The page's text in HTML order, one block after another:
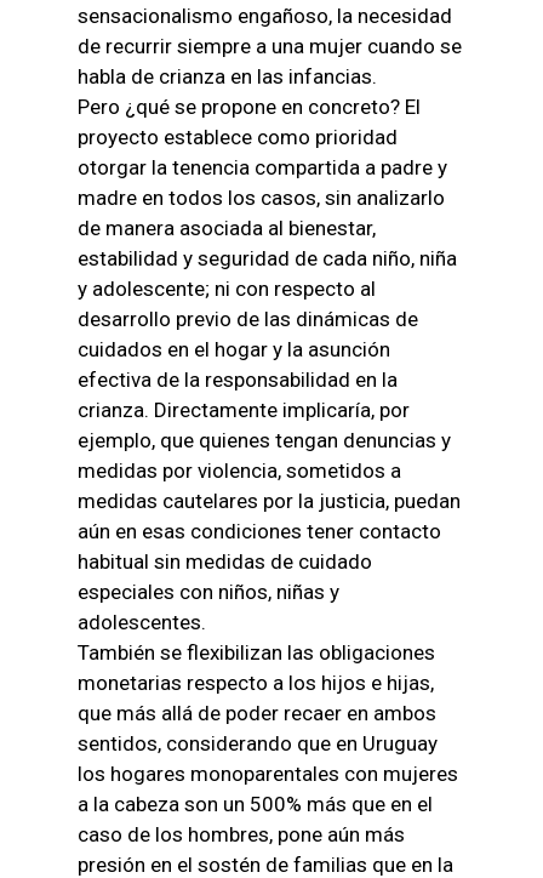
sensacionalismo engañoso, la necesidad
de recurrir siempre a una mujer cuando se
habla de crianza en las infancias.
Pero ¿qué se propone en concreto? El
proyecto establece como prioridad
otorgar la tenencia compartida a padre y
madre en todos los casos, sin analizarlo
de manera asociada al bienestar,
estabilidad y seguridad de cada niño, niña
y adolescente; ni con respecto al
desarrollo previo de las dinámicas de
cuidados en el hogar y la asunción
efectiva de la responsabilidad en la
crianza. Directamente implicaría, por
ejemplo, que quienes tengan denuncias y
medidas por violencia, sometidos a
medidas cautelares por la justicia, puedan
aún en esas condiciones tener contacto
habitual sin medidas de cuidado
especiales con niños, niñas y
adolescentes.
También se flexibilizan las obligaciones
monetarias respecto a los hijos e hijas,
que más allá de poder recaer en ambos
sentidos, considerando que en Uruguay
los hogares monoparentales con mujeres
a la cabeza son un 500% más que en el
caso de los hombres, pone aún más
presión en el sostén de familias que en la